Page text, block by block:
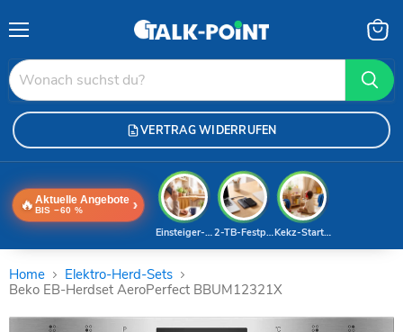
VERTRAG WIDERRUFEN
🔥 Aktuelle Angebote
BIS −60 % ›
Kekz-Starterset
2-TB-Festplatte
Einsteiger-Handy
Home
Elektro-Herd-Sets
Beko EB-Herdset AeroPerfect BBUM12321X